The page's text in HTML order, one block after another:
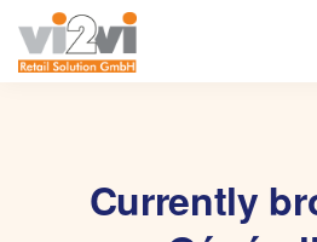
Currently